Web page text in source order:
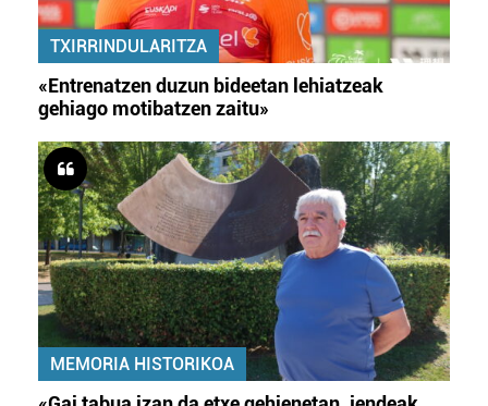
TXIRRINDULARITZA
«Entrenatzen duzun bideetan lehiatzeak
gehiago motibatzen zaitu»
MEMORIA HISTORIKOA